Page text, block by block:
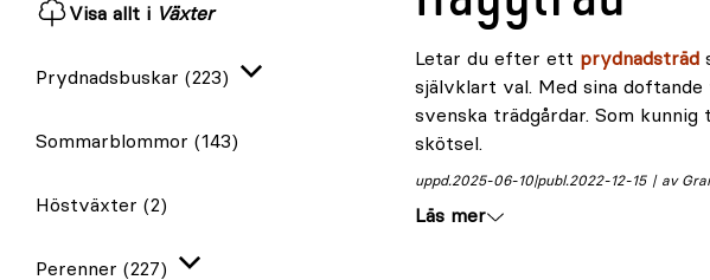
Letar du efter ett prydnadsträd
självklart val. Med sina
svenska trädgårdar. Som
skötsel.
publ.2022-12-15
uppd.2025-06-10 av
Läs mer
Visa allt i Växter
Prydnadsbuskar (223)
Sommarblommor (143)
Höstväxter (2)
Perenner (227)